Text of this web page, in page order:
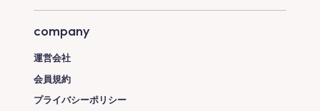
company
運営会社
会員規約
プライバシーポリシー